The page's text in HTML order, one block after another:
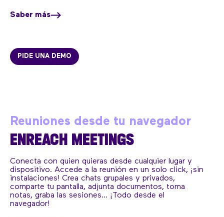
Saber más
PIDE UNA DEMO
Reuniones desde tu navegador
ENREACH MEETINGS
Conecta con quien quieras desde cualquier lugar y
dispositivo. Accede a la reunión en un solo click, ¡sin
instalaciones! Crea chats grupales y privados,
comparte tu pantalla, adjunta documentos, toma
notas, graba las sesiones… ¡Todo desde el
navegador!